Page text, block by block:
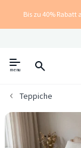
Bis zu 40%
menu
Teppiche